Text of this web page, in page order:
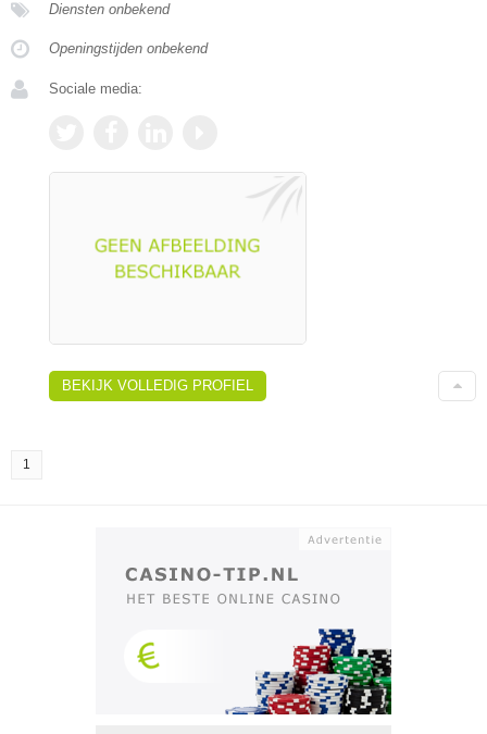
Diensten onbekend
Openingstijden onbekend
Sociale media:
BEKIJK VOLLEDIG PROFIEL
1